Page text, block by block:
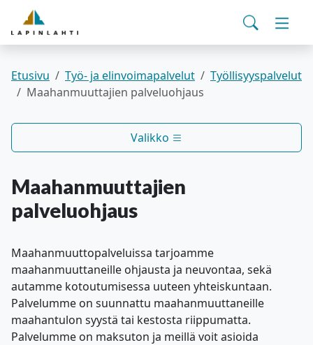
Siirry pääsisältöön
Yhteystiedot
Pohjois-Savon hyvinvointialue
Haku
Asuminen ja ympäristö
Varhaiskasvatus ja koulutus
Kunta ja päätöksenteko
Työ- ja elinvoimapalvelut
Etusivu Työ- ja elinvoimapalvelut
Työllisyyspalvelut
Maahanmuuttajien palveluohjaus
Valikko
Maahanmuuttajien
palveluohjaus
Maahanmuuttopalveluissa tarjoamme
maahanmuuttaneille ohjausta ja neuvontaa, sekä
autamme kotoutumisessa uuteen yhteiskuntaan.
Palvelumme on suunnattu maahanmuuttaneille
maahantulon syystä tai kestosta riippumatta.
Palvelumme on maksuton ja meillä voit asioida